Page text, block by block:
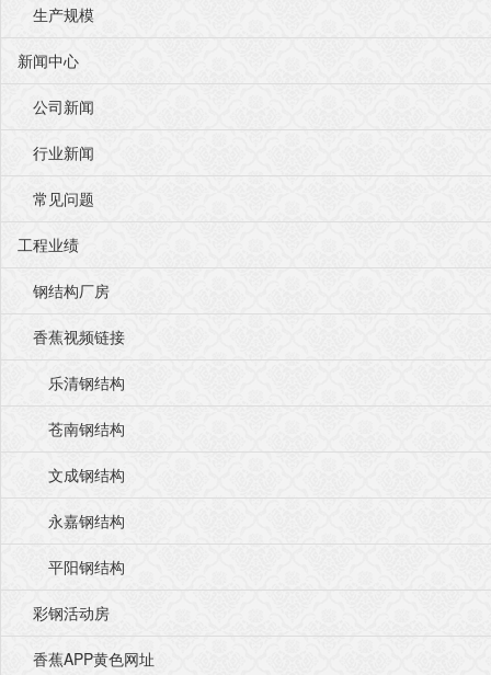
生产规模
新闻中心
公司新闻
行业新闻
常见问题
工程业绩
钢结构厂房
香蕉视频链接
乐清钢结构
苍南钢结构
文成钢结构
永嘉钢结构
平阳钢结构
彩钢活动房
香蕉APP黄色网址